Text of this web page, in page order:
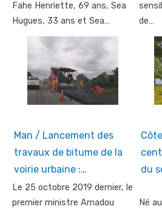
Fahe Henriette, 69 ans, Sea
Hugues, 33 ans et Sea…
de…
Man / Lancement des
travaux de bitume de la
voirie urbaine :…
Le 25 octobre 2019 dernier, le
premier ministre Amadou
du
Né